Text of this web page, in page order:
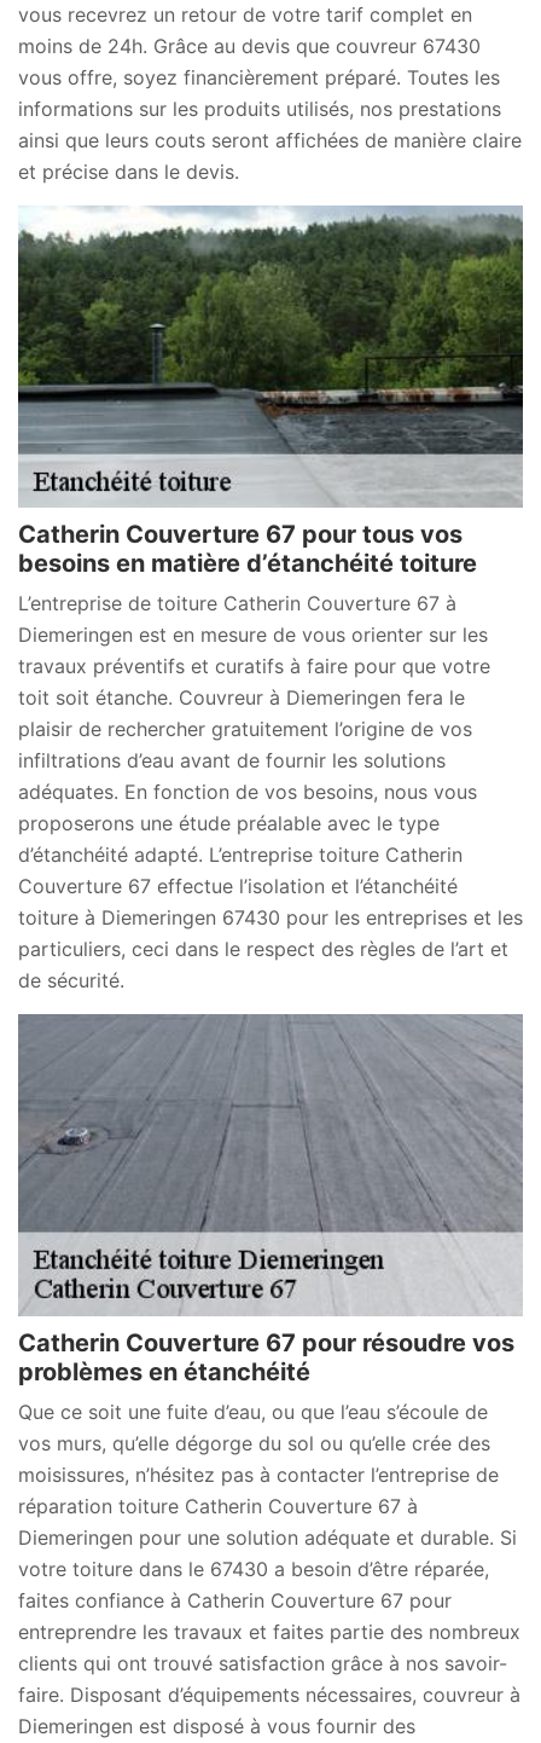
vous recevrez un retour de votre tarif complet en
moins de 24h. Grâce au devis que couvreur 67430
vous offre, soyez financièrement préparé. Toutes les
informations sur les produits utilisés, nos prestations
ainsi que leurs couts seront affichées de manière claire
et précise dans le devis.
Catherin Couverture 67 pour tous vos
besoins en matière d’étanchéité toiture
L’entreprise de toiture Catherin Couverture 67 à
Diemeringen est en mesure de vous orienter sur les
travaux préventifs et curatifs à faire pour que votre
toit soit étanche. Couvreur à Diemeringen fera le
plaisir de rechercher gratuitement l’origine de vos
infiltrations d’eau avant de fournir les solutions
adéquates. En fonction de vos besoins, nous vous
proposerons une étude préalable avec le type
d’étanchéité adapté. L’entreprise toiture Catherin
Couverture 67 effectue l’isolation et l’étanchéité
toiture à Diemeringen 67430 pour les entreprises et les
particuliers, ceci dans le respect des règles de l’art et
de sécurité.
Catherin Couverture 67 pour résoudre vos
problèmes en étanchéité
Que ce soit une fuite d’eau, ou que l’eau s’écoule de
vos murs, qu’elle dégorge du sol ou qu’elle crée des
moisissures, n’hésitez pas à contacter l’entreprise de
réparation toiture Catherin Couverture 67 à
Diemeringen pour une solution adéquate et durable. Si
votre toiture dans le 67430 a besoin d’être réparée,
faites confiance à Catherin Couverture 67 pour
entreprendre les travaux et faites partie des nombreux
clients qui ont trouvé satisfaction grâce à nos savoir-
faire. Disposant d’équipements nécessaires, couvreur à
Diemeringen est disposé à vous fournir des